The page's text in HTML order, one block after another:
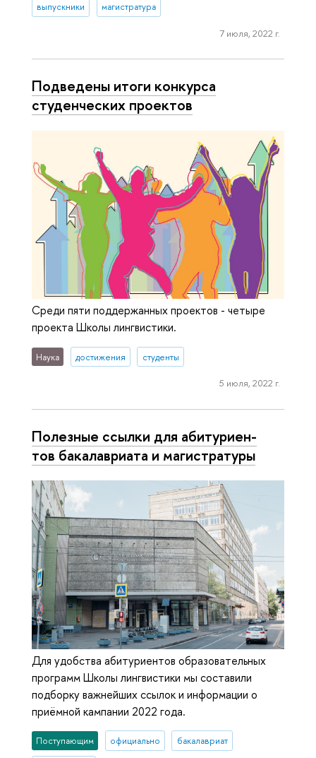
выпускники магистратура
7 июля, 2022 г.
Подведены итоги конкурса
студенческих проектов
Среди пяти поддержанных проектов - четыре
проекта Школы лингвистики.
Наука достижения студенты
5 июля, 2022 г.
Полезные ссылки для аби­ту­ри­ен­
тов ба­ка­лаври­а­та и ма­ги­стра­ту­ры
Для удобства абитуриентов образовательных
программ Школы лингвистики мы составили
подборку важнейших ссылок и информации о
приёмной кампании 2022 года.
Поступающим официально бакалавриат